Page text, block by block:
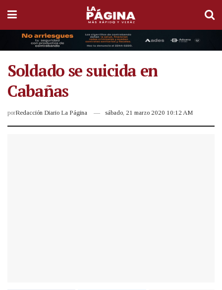
Soldado se suicida en
Cabañas
porRedacción Diario La Página sábado, 21 marzo 2020 10:12 AM